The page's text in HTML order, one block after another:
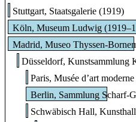
Stuttgart, Staatsgalerie (1919)
Köln, Museum Ludwig
Madrid, Museo Thyssen-
Düsseldorf, Kunstsammlung
Paris, Musée d’art
Berlin, Sammlung Scharf-
Schwäbisch Hall,